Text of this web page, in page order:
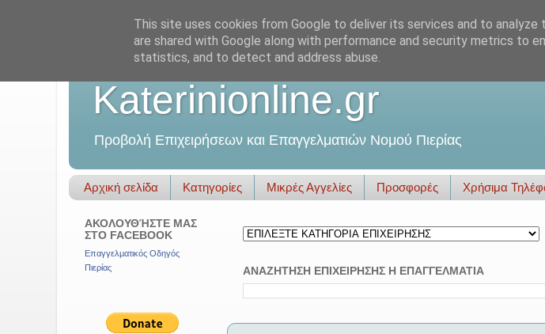
Katerinionline.gr
Προβολή Επιχειρήσεων και Επαγγελματιών Νομού Πιερίας
Αρχική σελίδα Κατηγορίες Μικρές Αγγελίες Προσφορές Χρήσιμα
ΑΝΑΖΗΤΗΣΗ ΕΠΙΧΕΙΡΗΣΗΣ Η ΕΠΑΓΓΕΛΜΑΤΙΑ
ΑΚΟΛΟΥΘΉΣΤΕ ΜΑΣ
ΣΤΟ FACEBOOK
Επαγγελματικός Οδηγός
Πιερίας
This site uses cookies from Google to deliver its services and to analyze
are shared with Google along with performance and security metrics to
statistics, and to detect and address abuse.